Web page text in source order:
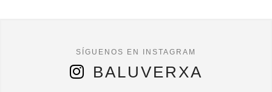
BALUVERXA